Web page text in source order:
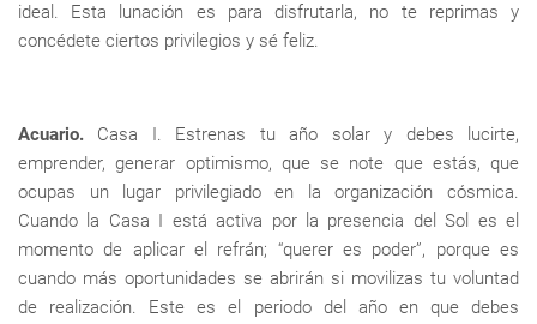
ideal. Esta lunación es para disfrutarla, no te reprimas y
concédete ciertos privilegios y sé feliz.
Acuario. Casa I. Estrenas tu año solar y debes lucirte,
emprender, generar optimismo, que se note que estás, que
ocupas un lugar privilegiado en la organización cósmica.
Cuando la Casa I está activa por la presencia del Sol es el
momento de aplicar el refrán; “querer es poder”, porque es
cuando más oportunidades se abrirán si movilizas tu voluntad
de realización. Este es el periodo del año en que debes